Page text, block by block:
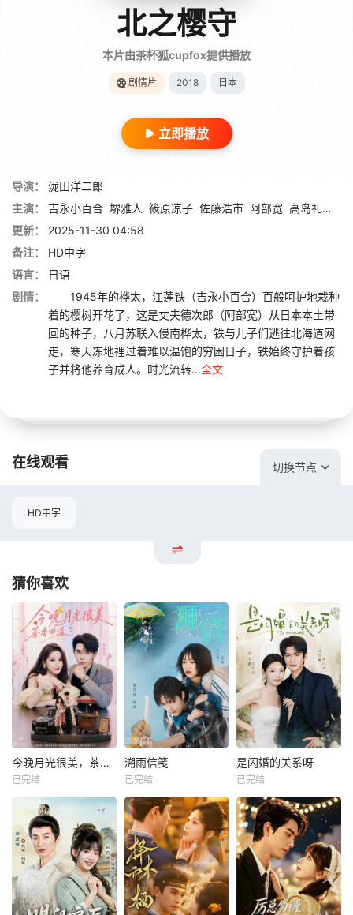
北之樱守
本片由茶杯狐cupfox提供播放
剧情片 2018 日本
立即播放
导演：
泷田洋二郎
主演：
吉永小百合 堺雅人 筱原凉子 佐藤浩市 阿部宽 高岛礼子
更新：
2025-11-30 04:58
备注：
HD中字
语言：
日语
剧情：
1945年的桦太，江莲铁（吉永小百合）百般呵护地栽种
着的樱树开花了，这是丈夫德次郎（阿部宽）从日本本土带
回的种子，八月苏联入侵南桦太，铁与儿子们逃往北海道网
走，寒天冻地裡过着难以温饱的穷困日子，铁始终守护着孩
子并将他养育成人。时光流转...全文
在线观看 切换节点
HD中字
猜你喜欢
今晚月光很美，茶香四溢
已完结
溯雨信笺
已完结
是闪婚的关系呀
已完结